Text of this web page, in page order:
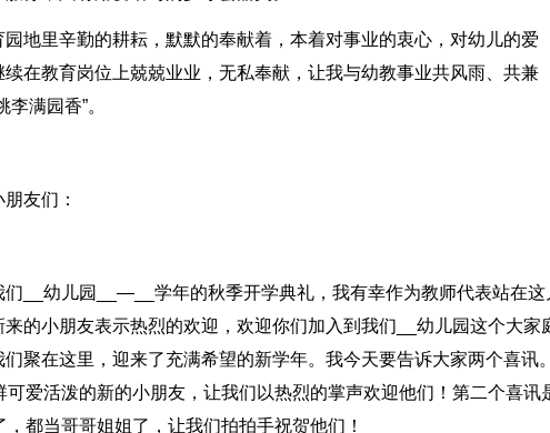
地里辛勤的耕耘，默默的奉献着，本着对事业的衷心，对幼儿的爱
在教育岗位上兢兢业业，无私奉献，让我与幼教事业共风雨、共兼
满园香”。
友们：
__幼儿园__—__学年的秋季开学典礼，我有幸作为教师代表站在这
的小朋友表示热烈的欢迎，欢迎你们加入到我们__幼儿园这个大家
聚在这里，迎来了充满希望的新学年。我今天要告诉大家两个喜讯。
爱活泼的新的小朋友，让我们以热烈的掌声欢迎他们！第二个喜讯
都当哥哥姐姐了，让我们拍拍手祝贺他们！